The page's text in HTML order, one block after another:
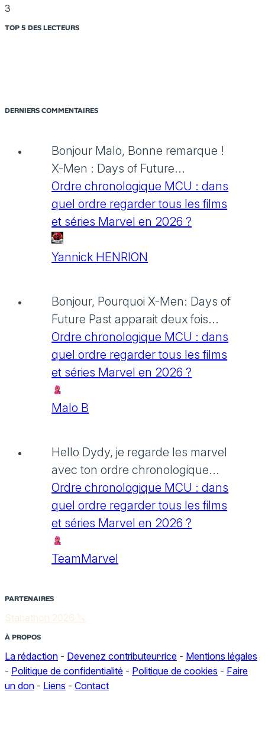
3
TOP 5 DES LECTEURS
DERNIERS COMMENTAIRES
Bonjour Malo, Bonne remarque !
X-Men : Days of Future...
Ordre chronologique MCU : dans
quel ordre regarder tous les films
et séries Marvel en 2026 ?
Yannick HENRION
Bonjour, Pourquoi X-Men: Days of
Future Past apparait deux fois...
Ordre chronologique MCU : dans
quel ordre regarder tous les films
et séries Marvel en 2026 ?
Malo B
Hello Dydy, je regarde les marvel
avec ton ordre chronologique...
Ordre chronologique MCU : dans
quel ordre regarder tous les films
et séries Marvel en 2026 ?
TeamMarvel
PARTENAIRES
Stabathon 2026 🔪
À PROPOS
La rédaction - Devenez contributeur·rice - Mentions légales
- Politique de confidentialité - Politique de cookies - Faire
un don - Liens - Contact